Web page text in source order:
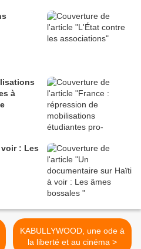
à
: Les
KABULLYWOOD, une ode à
la liberté et au cinéma >